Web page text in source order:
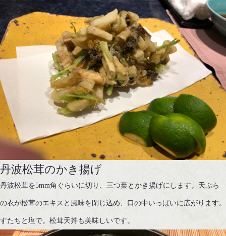
丹波松茸のかき揚げ
丹波松茸を5mm角ぐらいに切り、三つ葉とかき揚げにします。天ぷら
の衣が松茸のエキスと風味を閉じ込め、口の中いっぱいに広がります。
すたちと塩で。松茸天丼も美味しいです。